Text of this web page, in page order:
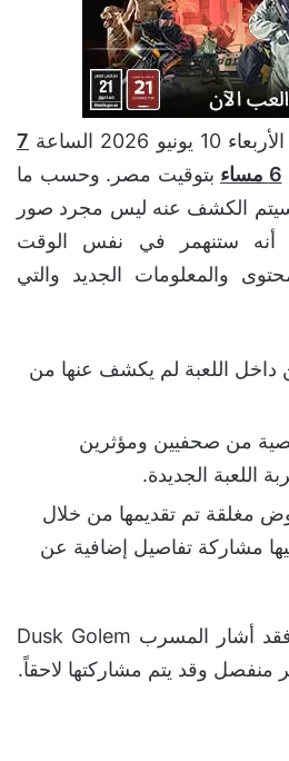
2026 الساعة
7
6 مساء
بتوقيت مصر. وحسب ما
الكشف عنه ليس مجرد صور
أنه ستنهمر في نفس الوقت
والمعلومات الجديد والتي
اللعبة لم يكشف عنها من
من صحفيين ومؤثرين
اللعبة الجديدة.
مغلقة تم تقديمها من خلال
مشاركة تفاصيل إضافية عن
أما مقابلات المطورين فقد أشار المسرب Dusk Golem
منفصل وقد يتم مشاركتها لاحقاً.